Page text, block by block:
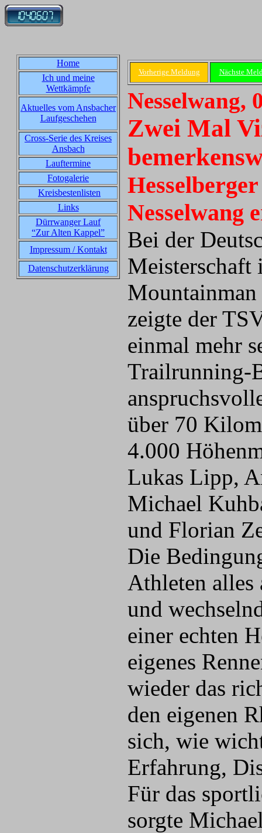
Home
Ich und meine
Wettkämpfe
Aktuelles vom Ansbacher
Laufgeschehen
Cross-Serie des Kreises
Ansbach
Lauftermine
Fotogalerie
Kreisbestenlisten
Links
Dürrwanger Lauf
“Zur Alten Kappel”
Impressum / Kontakt
Datenschutzerklärung
Vorherige Meldung Nächste
Nesselwang,
Zwei Mal
Nesselwang
Bei der
Meisterschaft
zeigte der
einmal mehr
Trailrunning-
über 70
4.000
Lukas Lipp,
Michael
und Florian
Die
Athleten alles
und
einer echten
eigenes
wieder das
den eigenen
sich, wie
Erfahrung,
Für das
sorgte